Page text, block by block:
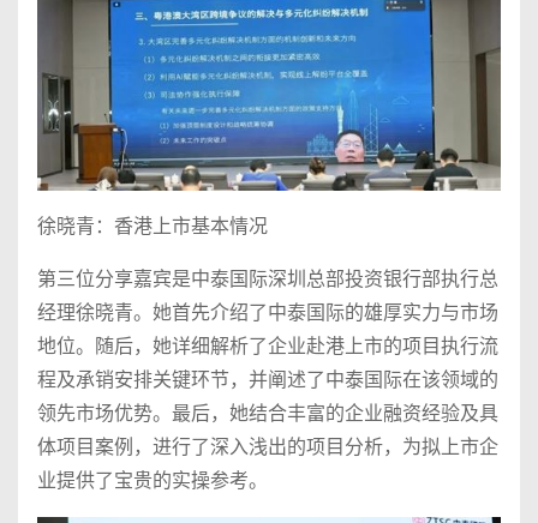
徐晓青：香港上市基本情况
第三位分享嘉宾是中泰国际深圳总部投资银行部执行总
经理徐晓青。她首先介绍了中泰国际的雄厚实力与市场
地位。随后，她详细解析了企业赴港上市的项目执行流
程及承销安排关键环节，并阐述了中泰国际在该领域的
领先市场优势。最后，她结合丰富的企业融资经验及具
体项目案例，进行了深入浅出的项目分析，为拟上市企
业提供了宝贵的实操参考。